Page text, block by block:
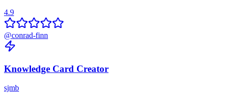
4.9
@conrad-finn
Knowledge Card Creator
sjmb